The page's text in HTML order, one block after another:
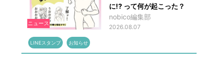
ニュース
に!? って何が起こった？
nobico編集部
2026.08.07
LINEスタンプ お知らせ